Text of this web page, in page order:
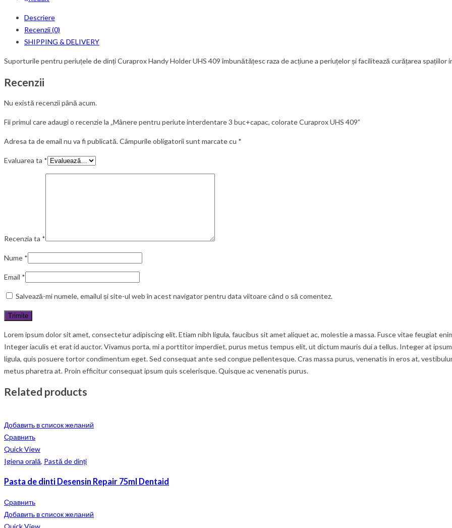
Descriere
Recenzii (0)
SHIPPING & DELIVERY
Suporturile pentru periuțele de dinți Curaprox Handy Holder UHS 409 îmbunătățesc raza de acțiune a periuțelor și facilitează curățarea spațiilor
Recenzii
Nu există recenzii până acum.
Fii primul care adaugi o recenzie la „Mânere pentru periute interdentare 3 buc+capac, colorate Curaprox UHS 409”
Adresa ta de email nu va fi publicată.Câmpurile obligatorii sunt marcate cu *
Evaluarea ta *
Recenzia ta *
Nume *
Email *
Salvează-mi numele, emailul și site-ul web în acest navigator pentru data viitoare când o să comentez.
Lorem ipsum dolor sit amet, consectetur adipiscing elit. Etiam nibh ligula, faucibus sit amet aliquet ac, molestie a massa. Fusce vitae feugiat
Integer iaculis et erat id auctor. Vivamus porta, mi a porttitor imperdiet, purus metus tempus elit, ut dictum mauris dui a tellus. Integer at
ligula, quis posuere tortor condimentum eget. Sed consequat ante sed congue pellentesque. Cras massa purus, venenatis in eros at,
metus pharetra at. Proin efficitur consequat ipsum quis scelerisque. Quisque ac venenatis purus.
Related products
Добавить в список желаний
Сравнить
Quick View
Igiena orală, Pastă de dinți
Pasta de dinti Desensin Repair 75ml Dentaid
Сравнить
Добавить в список желаний
Quick View